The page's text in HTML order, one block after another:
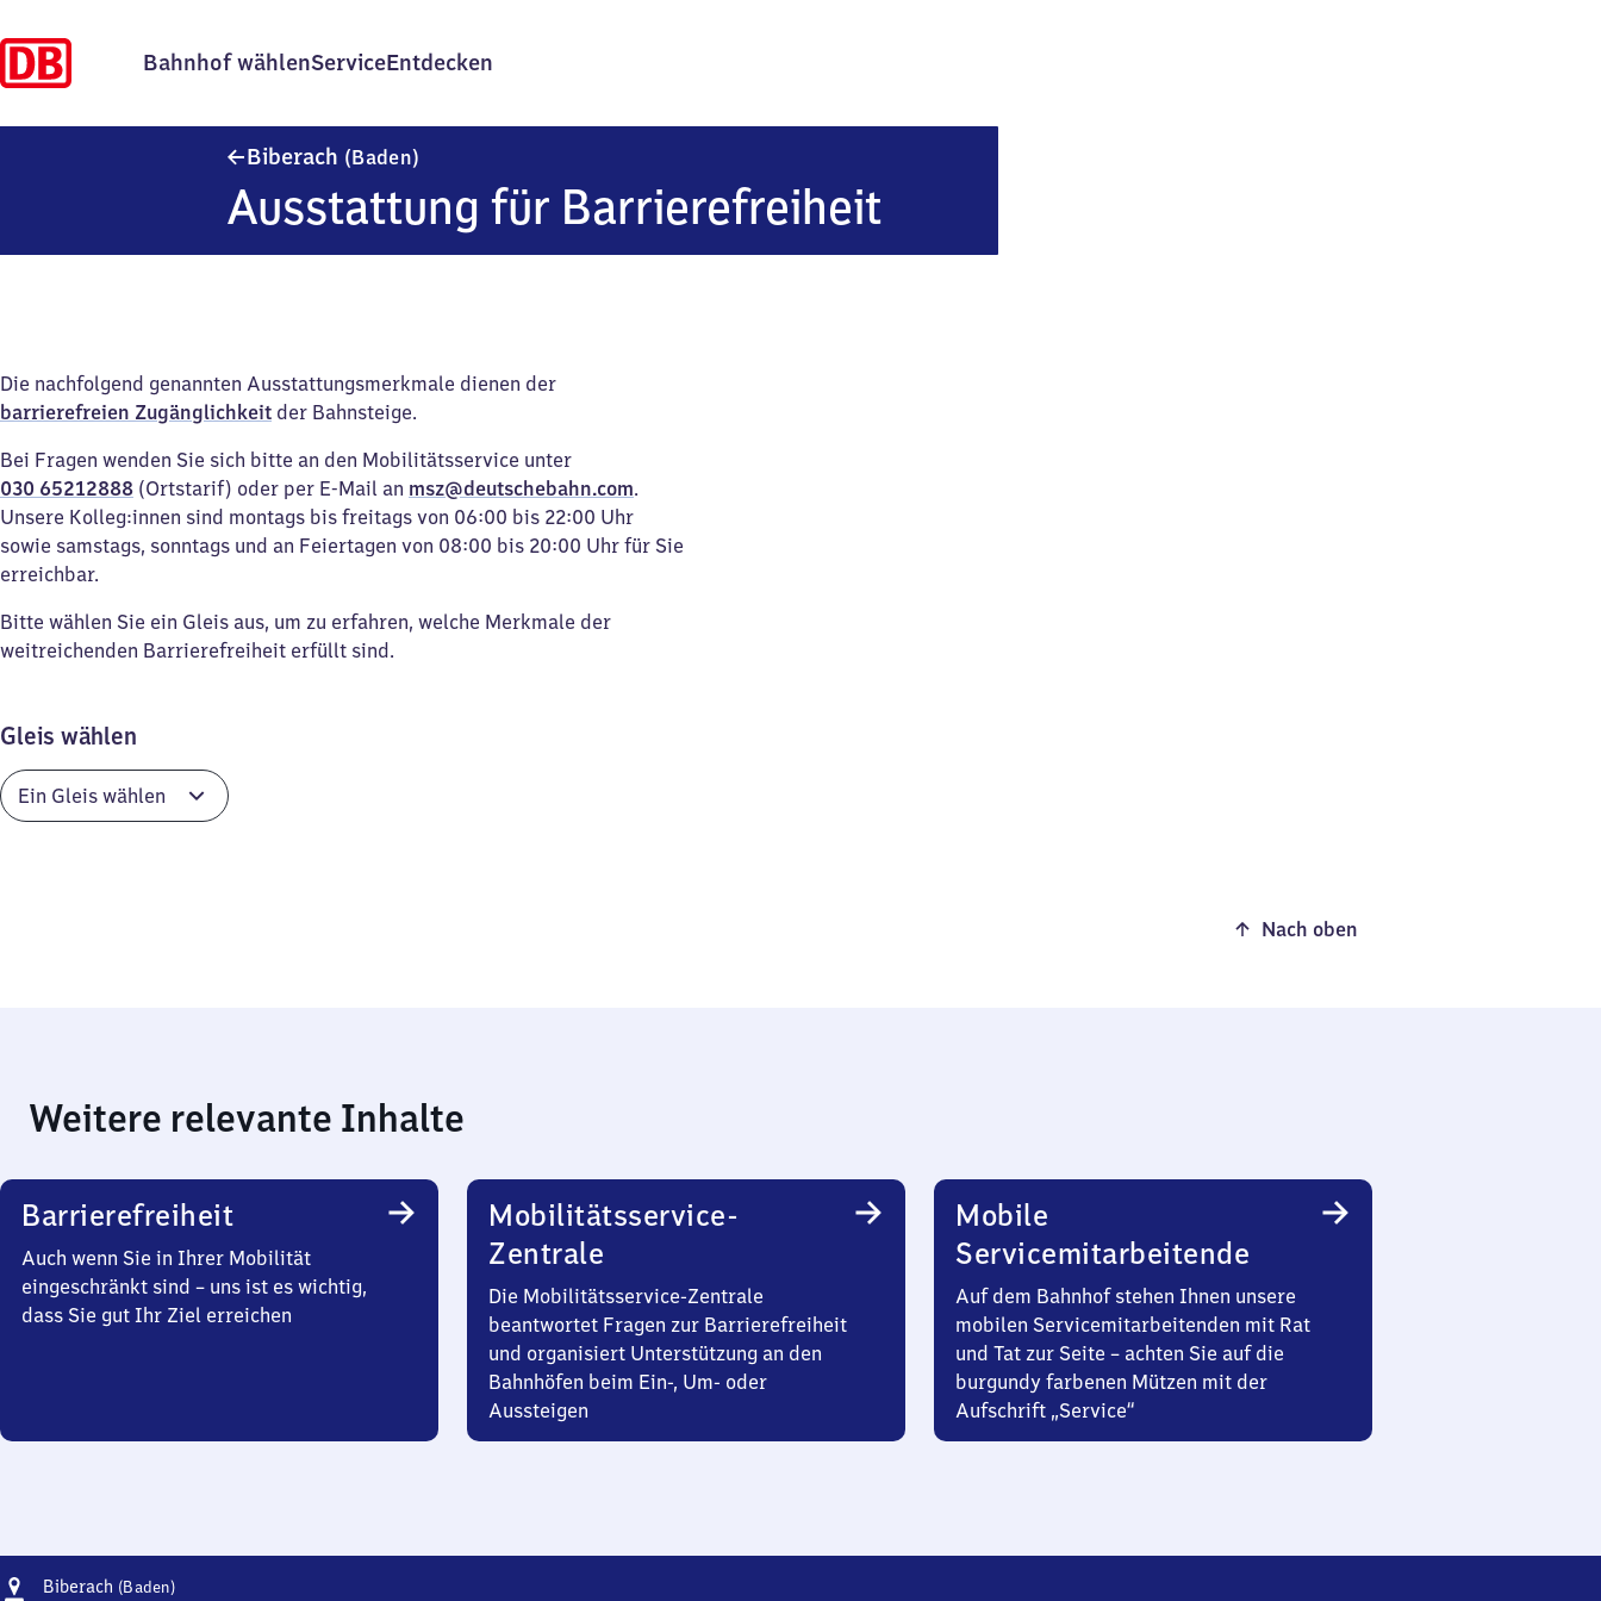
Bahnhof wählenServiceEntdecken
Biberach (Baden)
Ausstattung für Barrierefreiheit
Die nachfolgend genannten Ausstattungsmerkmale dienen der
barrierefreien Zugänglichkeit der Bahnsteige.
Bei Fragen wenden Sie sich bitte an den Mobilitätsservice unter
030 65212888 (Ortstarif) oder per E-Mail an msz@deutschebahn.com.
Unsere Kolleg:innen sind montags bis freitags von 06:00 bis 22:00 Uhr
sowie samstags, sonntags und an Feiertagen von 08:00 bis 20:00 Uhr für Sie
erreichbar.
Bitte wählen Sie ein Gleis aus, um zu erfahren, welche Merkmale der
weitreichenden Barrierefreiheit erfüllt sind.
Gleis wählen
Nach oben
Weitere relevante Inhalte
Barrierefreiheit
Auch wenn Sie in Ihrer Mobilität
eingeschränkt sind – uns ist es wichtig,
dass Sie gut Ihr Ziel erreichen
Mobilitätsservice-
Zentrale
Die Mobilitätsservice-Zentrale
beantwortet Fragen zur Barrierefreiheit
und organisiert Unterstützung an den
Bahnhöfen beim Ein-, Um- oder
Aussteigen
Mobile
Servicemitarbeitende
Auf dem Bahnhof stehen Ihnen unsere
mobilen Servicemitarbeitenden mit Rat
und Tat zur Seite – achten Sie auf die
burgundy farbenen Mützen mit der
Aufschrift „Service“
Adresse
Biberach (Baden)Biberach